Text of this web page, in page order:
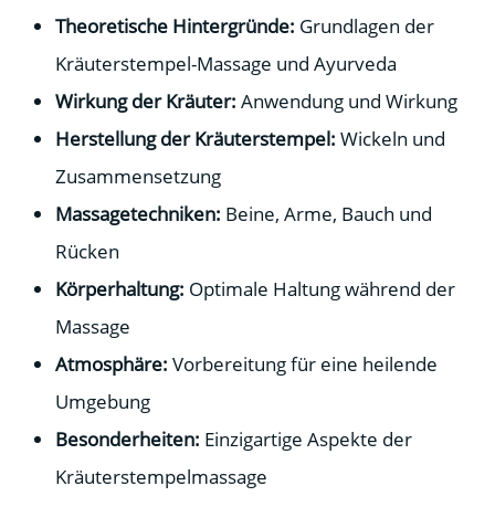
Theoretische Hintergründe: Grundlagen der
Kräuterstempel-Massage und Ayurveda
Wirkung der Kräuter: Anwendung und Wirkung
Herstellung der Kräuterstempel: Wickeln und
Zusammensetzung
Massagetechniken: Beine, Arme, Bauch und
Rücken
Körperhaltung: Optimale Haltung während der
Massage
Atmosphäre: Vorbereitung für eine heilende
Umgebung
Besonderheiten: Einzigartige Aspekte der
Kräuterstempelmassage